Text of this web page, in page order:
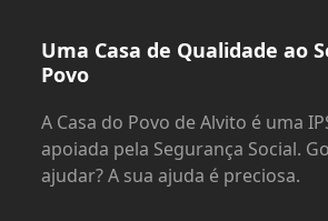
Uma Casa de Qualidade ao
Povo
A Casa do Povo de Alvito é uma
apoiada pela Segurança Social.
ajudar? A sua ajuda é preciosa.